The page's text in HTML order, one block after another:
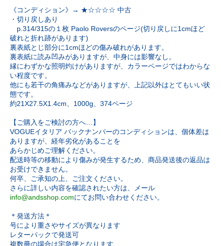
《コンディション》→ ★☆☆☆☆ 中古
・切り戻しあり
p.314/315の１枚 Paolo Roversのページ(切り戻しに1cmほど
破れと折れ跡があります)
裏表紙とじ部分に1cmほどの傷み破れがあります。
裏表紙に読み凹みがありますが、中身には影響なし。
縁にわずかな照明灼けがありますが、カラーページではわからな
い程度です。
他にも若干の角痛みなどがありますが、上記以外はとてもいい状
態です。
約21X27.5X1.4cm、1000g、374ページ
【ご購入をご検討の方へ…】
VOGUEイタリア バックナンバーのコンディションは、個体差は
ありますが、経年劣化があることを
あらかじめご理解ください。
配送時等の移動により傷みが発生するため、商品発送後の返品は
お受けできません。
何卒、ご承知の上、ご注文ください。
さらに詳しい内容を確認されたい方は、メール
info@andsshop.comにてお問い合わせください。
＊発送方法＊
号により重さやサイズが異なります
レターパックで発送可
複数冊の場合は宅急便となります